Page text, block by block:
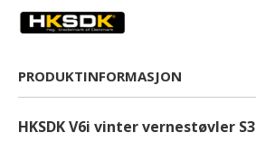
PRODUKTINFORMASJON
HKSDK V6i vinter vernestøvler S3